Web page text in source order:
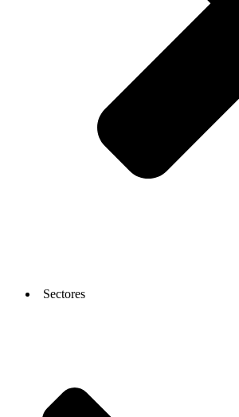
Sectores